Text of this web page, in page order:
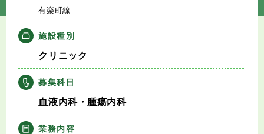
サービスの流れ
医師の求人・転職Q&A
知りたい・聞きたい
有楽町線
施設種別
クリニック
募集科目
血液内科・腫瘍内科
業務内容